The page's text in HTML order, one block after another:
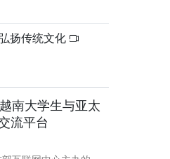
扬传统文化
南大学生与亚太
流平台